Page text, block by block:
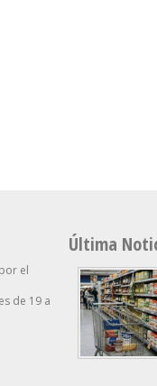
el
de 19 a
Última